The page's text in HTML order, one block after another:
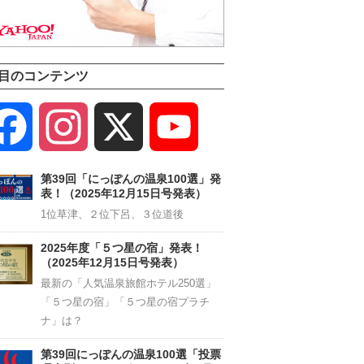
のコンテンツ
Facebook Instagram
Channel
第39回「にっぽんの温泉100選」発
表！（2025年12月15日号発表）
1位草津、２位下呂、３位道後
2025年度「５つ星の宿」発表！
（2025年12月15日号発表）
最新の「人気温泉旅館ホテル250選」
「５つ星の宿」「５つ星の宿プラチ
ナ」は？
第39回にっぽんの温泉100選「投票